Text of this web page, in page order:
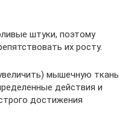
штуки, поэтому
их росту.
мышечную ткань
действия и
достижения